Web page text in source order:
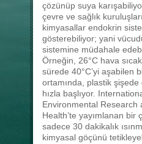
çözünüp suya
çevre ve sağlık
kimyasallar endokrin
gösterebiliyor; yani
sistemine müdahale
Örneğin, 26°C hava
sürede 40°C’yi aşabilen
ortamında, plastik
hızla başlıyor.
Environmental Research
Health’te yayımlanan bir
sadece 30 dakikalık
kimyasal göçünü